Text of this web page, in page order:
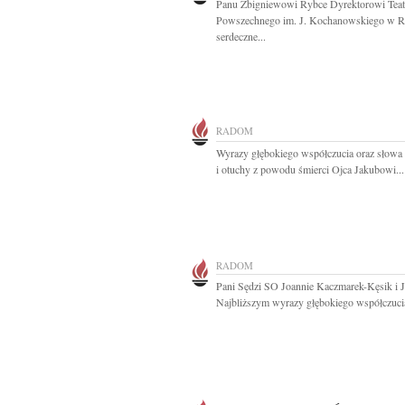
Panu Zbigniewowi Rybce Dyrektorowi
Powszechnego im. J. Kochanowskiego w
serdeczne...
RADOM
Wyrazy głębokiego współczucia oraz
i otuchy z powodu śmierci Ojca Jakubowi...
RADOM
Pani Sędzi SO Joannie Kaczmarek-Kęsik i
Najbliższym wyrazy głębokiego